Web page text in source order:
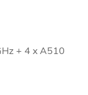
+ 4 x A510